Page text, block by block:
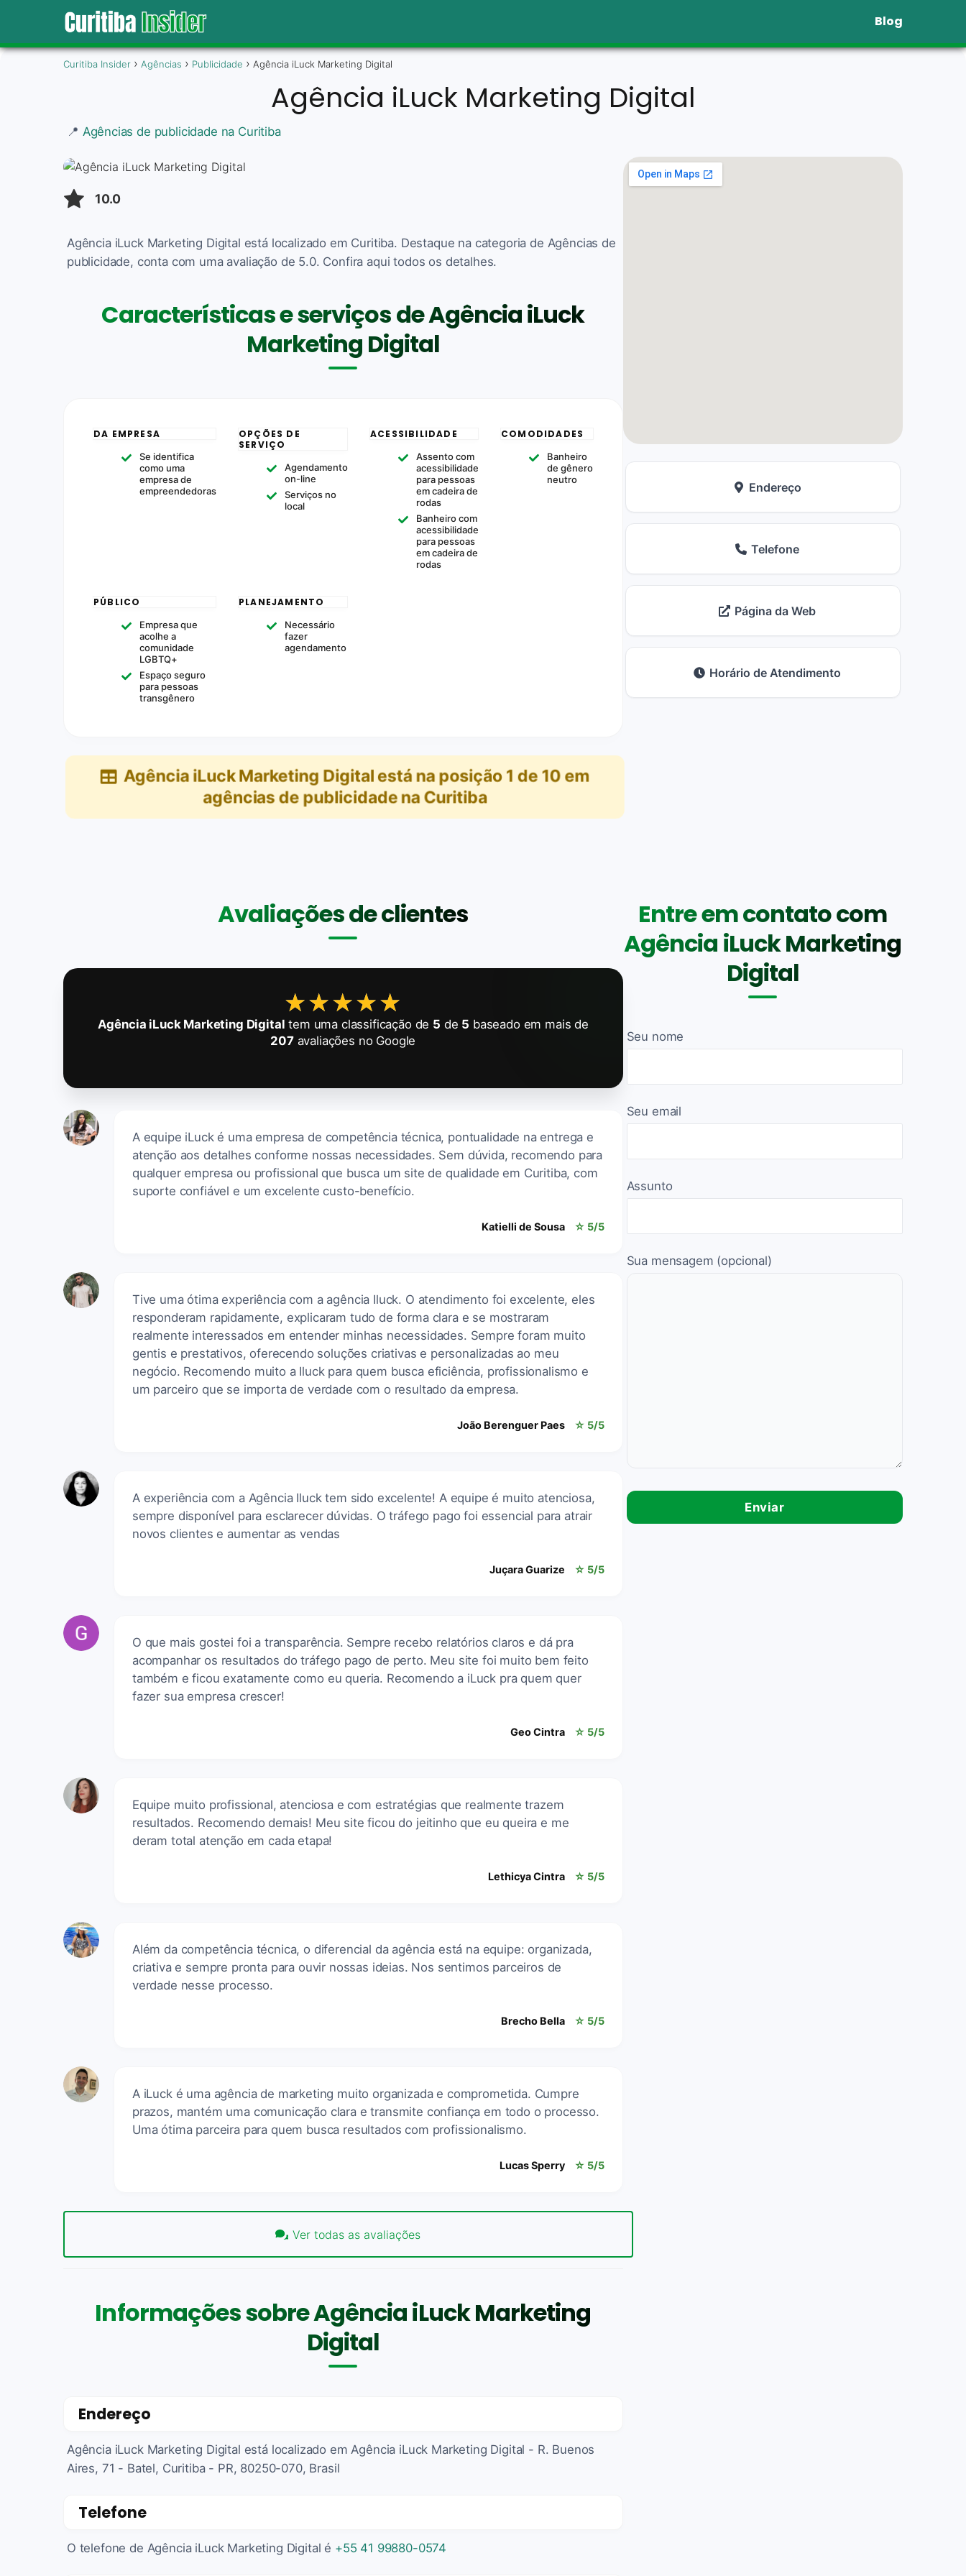
Blog
Curitiba Insider Agências Publicidade Agência iLuck Marketing Digital
Agência iLuck Marketing Digital
📍 Agências de publicidade na Curitiba
10.0
Agência iLuck Marketing Digital está localizado em Curitiba. Destaque na categoria de Agências de
publicidade, conta com uma avaliação de 5.0. Confira aqui todos os detalhes.
Características e serviços de Agência iLuck
Marketing Digital
DA EMPRESA
Se identifica
como uma
empresa de
empreendedoras
OPÇÕES DE
SERVIÇO
Agendamento
on-line
Serviços no
local
ACESSIBILIDADE
Assento com
acessibilidade
para pessoas
em cadeira de
rodas
Banheiro com
acessibilidade
para pessoas
em cadeira de
rodas
COMODIDADES
Banheiro
de gênero
neutro
PÚBLICO
Empresa que
acolhe a
comunidade
LGBTQ+
Espaço seguro
para pessoas
transgênero
PLANEJAMENTO
Necessário
fazer
agendamento
Agência iLuck Marketing Digitalestá na posição 1 de 10 em
agências de publicidade na Curitiba
Endereço
Telefone
Página da Web
Horário de Atendimento
Avaliações de clientes
★★★★★
★★★★★
Agência iLuck Marketing Digital tem uma classificação de 5 de 5 baseado em mais de
207avaliações no Google
A equipe iLuck é uma empresa de competência técnica, pontualidade na entrega e
atenção aos detalhes conforme nossas necessidades. Sem dúvida, recomendo para
qualquer empresa ou profissional que busca um site de qualidade em Curitiba, com
suporte confiável e um excelente custo-benefício.
Katielli de Sousa ☆ 5/5
Tive uma ótima experiência com a agência Iluck. O atendimento foi excelente, eles
responderam rapidamente, explicaram tudo de forma clara e se mostraram
realmente interessados em entender minhas necessidades. Sempre foram muito
gentis e prestativos, oferecendo soluções criativas e personalizadas ao meu
negócio. Recomendo muito a Iluck para quem busca eficiência, profissionalismo e
um parceiro que se importa de verdade com o resultado da empresa.
João Berenguer Paes ☆ 5/5
A experiência com a Agência Iluck tem sido excelente! A equipe é muito atenciosa,
sempre disponível para esclarecer dúvidas. O tráfego pago foi essencial para atrair
novos clientes e aumentar as vendas
Juçara Guarize ☆ 5/5
O que mais gostei foi a transparência. Sempre recebo relatórios claros e dá pra
acompanhar os resultados do tráfego pago de perto. Meu site foi muito bem feito
também e ficou exatamente como eu queria. Recomendo a iLuck pra quem quer
fazer sua empresa crescer!
Geo Cintra ☆ 5/5
Equipe muito profissional, atenciosa e com estratégias que realmente trazem
resultados. Recomendo demais! Meu site ficou do jeitinho que eu queira e me
deram total atenção em cada etapa!
Lethicya Cintra ☆ 5/5
Além da competência técnica, o diferencial da agência está na equipe: organizada,
criativa e sempre pronta para ouvir nossas ideias. Nos sentimos parceiros de
verdade nesse processo.
Brecho Bella ☆ 5/5
A iLuck é uma agência de marketing muito organizada e comprometida. Cumpre
prazos, mantém uma comunicação clara e transmite confiança em todo o processo.
Uma ótima parceira para quem busca resultados com profissionalismo.
Lucas Sperry ☆ 5/5
Ver todas as avaliações
Informações sobre Agência iLuck Marketing
Digital
Endereço
Agência iLuck Marketing Digital está localizado em Agência iLuck Marketing Digital - R. Buenos
Aires, 71 - Batel, Curitiba - PR, 80250-070, Brasil
Telefone
O telefone de Agência iLuck Marketing Digital é +55 41 99880-0574
Entre em contato com
Agência iLuck Marketing
Digital
Seu nome
Seu email
Assunto
Sua mensagem (opcional)